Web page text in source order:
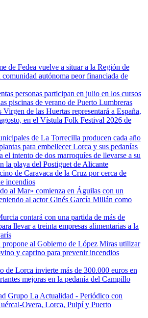
de Fedea vuelve a situar a la Región de
autónoma peor financiada de
personas participan en julio en los cursos
piscinas de verano de Puerto Lumbreras
de las Huertas representará a España,
en el Vístula Folk Festival 2026 de
de La Torrecilla producen cada año
para embellecer Lorca y sus pedanías
el intento de dos marroquíes de llevarse a su
la playa del Postiguet de Alicante
de Caravaca de la Cruz por cerca de
incendios
al Mar» comienza en Águilas con un
al actor Ginés García Millán como
contará con una partida de más de
llevar a treinta empresas alimentarias a la
al Gobierno de López Miras utilizar
y caprino para prevenir incendios
de Lorca invierte más de 300.000 euros en
mejoras en la pedanía del Campillo
Grupo La Actualidad - Periódico con
Overa, Lorca, Pulpí y Puerto